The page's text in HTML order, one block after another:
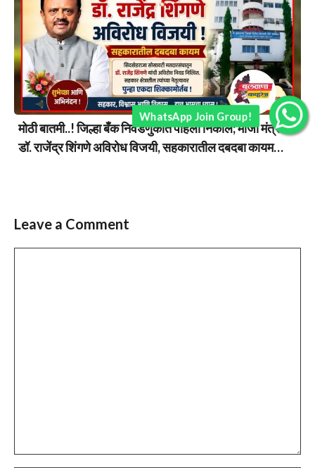
मोठी बातमी..! जिल्हा बँक निवडणुकीत पहिला निकाल; माजी मंत्री
डॉ. राजेंद्र शिंगणे अविरोध विजयी, सहकारातील दबदबा कायम…
Leave a Comment
WhatsApp Join Group!